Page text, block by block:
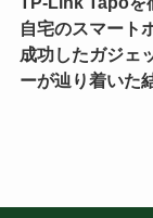
自宅のスマート
成功したガジェ
ーが辿り着いた